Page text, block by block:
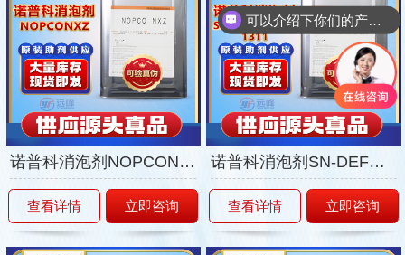
诺普科消泡剂NOPCONXZ
查看详情 立即咨询
诺普科消泡剂SN-DEFOAMER1311
查看详情 立即咨询
可以介绍下你们的产品么
你们是怎么收费的呢